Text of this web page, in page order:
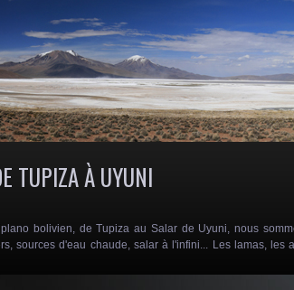
TUPIZA À UYUNI
bolivien, de Tupiza au Salar de Uyuni, nous
sources d'eau chaude, salar à l'infini... Les lamas, les